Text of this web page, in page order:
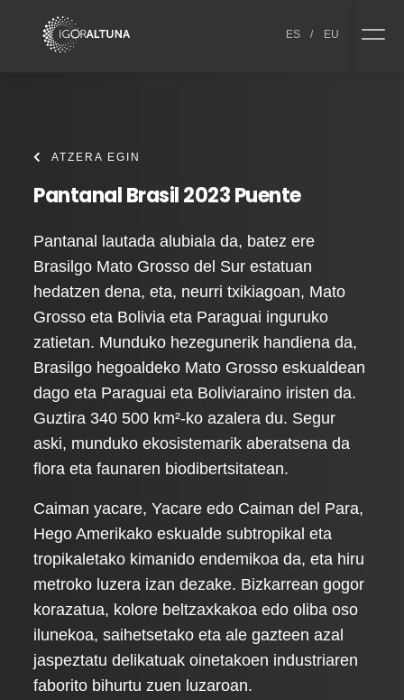
ES / EU
ATZERA EGIN
Pantanal Brasil 2023 Puente
Pantanal lautada alubiala da, batez ere
Brasilgo Mato Grosso del Sur estatuan
hedatzen dena, eta, neurri txikiagoan, Mato
Grosso eta Bolivia eta Paraguai inguruko
zatietan. Munduko hezegunerik handiena da,
Brasilgo hegoaldeko Mato Grosso eskualdean
dago eta Paraguai eta Boliviaraino iristen da.
Guztira 340 500 km²-ko azalera du. Segur
aski, munduko ekosistemarik aberatsena da
flora eta faunaren biodibertsitatean.
Caiman yacare, Yacare edo Caiman del Para,
Hego Amerikako eskualde subtropikal eta
tropikaletako kimanido endemikoa da, eta hiru
metroko luzera izan dezake. Bizkarrean gogor
korazatua, kolore beltzaxkakoa edo oliba oso
ilunekoa, saihetsetako eta ale gazteen azal
jaspeztatu delikatuak oinetakoen industriaren
faborito bihurtu zuen luzaroan.